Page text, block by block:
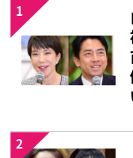
1
2